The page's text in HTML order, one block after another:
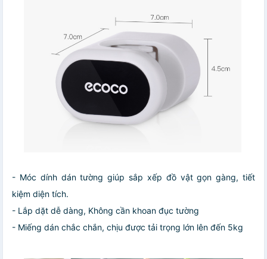
- Móc dính dán tường giúp sắp xếp đồ vật gọn gàng, tiết
kiệm diện tích.
- Lắp dặt dễ dàng, Không cần khoan đục tường
- Miếng dán chắc chắn, chịu được tải trọng lớn lên đến 5kg